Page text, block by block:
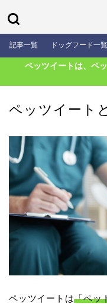
記事一覧 ドッグフード一覧
ペッツイートは、ペ
ペッツイート
ペッツイートは「ペッ